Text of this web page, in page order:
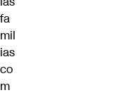
fa
mil
ias
co
m